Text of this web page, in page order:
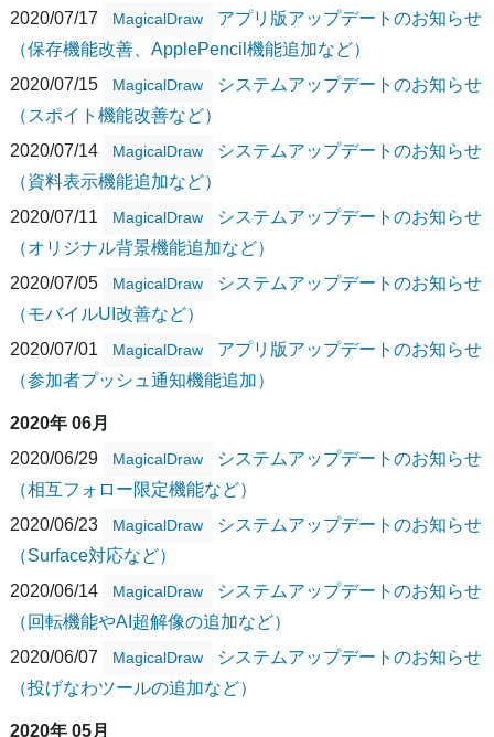
2020/07/17
MagicalDraw
アプリ版アップデートのお知らせ
（保存機能改善、ApplePencil機能追加など）
2020/07/15
MagicalDraw
システムアップデートのお知らせ
（スポイト機能改善など）
2020/07/14
MagicalDraw
システムアップデートのお知らせ
（資料表示機能追加など）
2020/07/11
MagicalDraw
システムアップデートのお知らせ
（オリジナル背景機能追加など）
2020/07/05
MagicalDraw
システムアップデートのお知らせ
（モバイルUI改善など）
2020/07/01
MagicalDraw
アプリ版アップデートのお知らせ
（参加者プッシュ通知機能追加）
2020年 06月
2020/06/29
MagicalDraw
システムアップデートのお知らせ
（相互フォロー限定機能など）
2020/06/23
MagicalDraw
システムアップデートのお知らせ
（Surface対応など）
2020/06/14
MagicalDraw
システムアップデートのお知らせ
（回転機能やAI超解像の追加など）
2020/06/07
MagicalDraw
システムアップデートのお知らせ
（投げなわツールの追加など）
2020年 05月